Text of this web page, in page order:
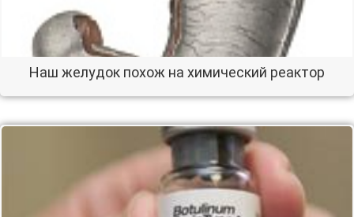
Наш желудок похож на химический реактор